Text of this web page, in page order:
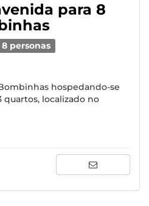
para 8
8 personas
hospedando-se
localizado no